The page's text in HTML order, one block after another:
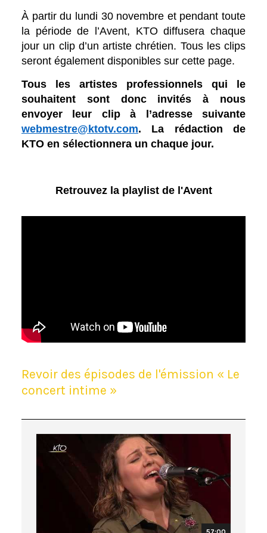
À partir du lundi 30 novembre et pendant toute
la période de l’Avent, KTO diffusera chaque
jour un clip d’un artiste chrétien. Tous les clips
seront également disponibles sur cette page.
Tous les artistes professionnels qui le
souhaitent sont donc invités à nous
envoyer leur clip à l’adresse suivante
webmestre@ktotv.com. La rédaction de
KTO en sélectionnera un chaque jour.
Retrouvez la playlist de l'Avent
Revoir des épisodes de l'émission « Le
concert intime »